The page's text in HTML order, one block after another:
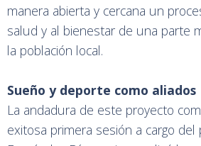
manera abierta y cercana un
salud y al bienestar de una parte
la población local.
Sueño y deporte como aliados
La andadura de este proyecto
exitosa primera sesión a cargo del